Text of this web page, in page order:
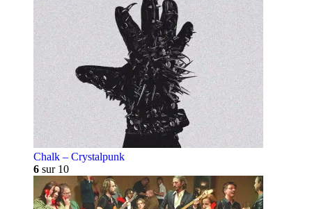
Chalk – Crystalpunk
6 sur 10